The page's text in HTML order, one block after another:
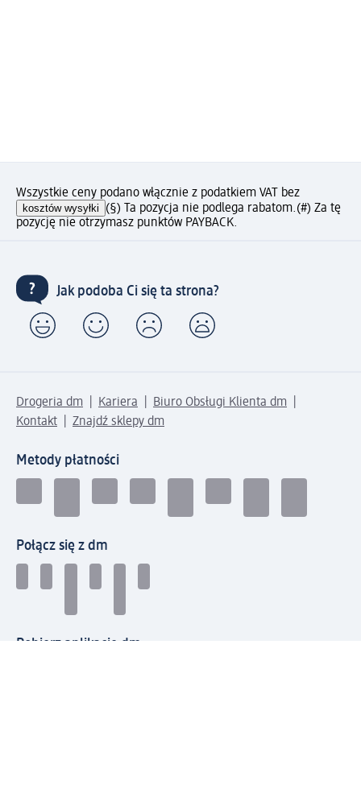
Wszystkie ceny podano włącznie z podatkiem VAT bez
kosztów wysyłki (§) Ta pozycja nie podlega rabatom.(#) Za tę
pozycję nie otrzymasz punktów PAYBACK.
Jak podoba Ci się ta strona?
Drogeria dm Kariera
Biuro Obsługi Klienta dm
Kontakt
Znajdź sklepy dm
Metody płatności
Połącz się z dm
Pobierz aplikację dm: